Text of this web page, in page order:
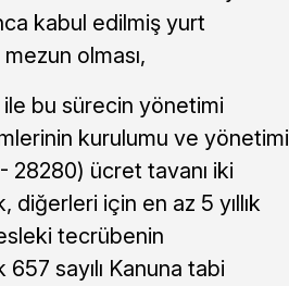
kabul edilmiş yurt
olması,
ile bu sürecin yönetimi
kurulumu ve yönetimi
28280) ücret tavanı iki
diğerleri için en az 5 yıllık
tecrübenin
sayılı Kanuna tabi